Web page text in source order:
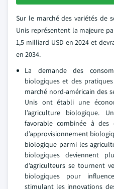
Sur le marché des variétés de
Unis représentent la majeure
1,5 milliard USD en 2024 et
en 2034.
La demande des
biologiques et des
marché nord-américain des
Unis ont établi une
l’agriculture biologique.
favorable combinée à
d’approvisionnement
biologique parmi les
biologiques deviennent
d’agriculteurs se tournent
biologiques pour
stimulant les innovations